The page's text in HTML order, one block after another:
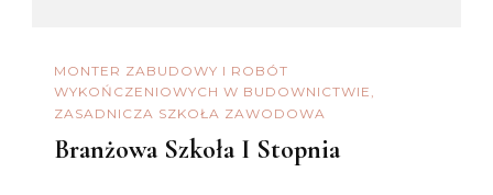
MONTER ZABUDOWY I ROBÓT
WYKOŃCZENIOWYCH W BUDOWNICTWIE
ZASADNICZA SZKOŁA ZAWODOWA
Branżowa Szkoła I Stopnia